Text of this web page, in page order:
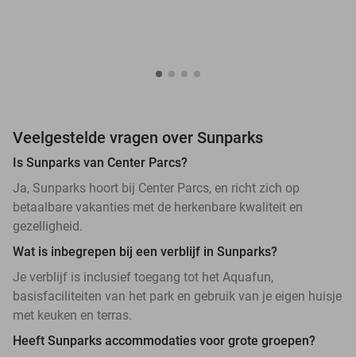
Veelgestelde vragen over Sunparks
Is Sunparks van Center Parcs?
Ja, Sunparks hoort bij Center Parcs, en richt zich op
betaalbare vakanties met de herkenbare kwaliteit en
gezelligheid.
Wat is inbegrepen bij een verblijf in Sunparks?
Je verblijf is inclusief toegang tot het Aquafun,
basisfaciliteiten van het park en gebruik van je eigen huisje
met keuken en terras.
Heeft Sunparks accommodaties voor grote groepen?